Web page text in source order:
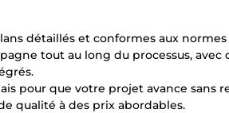
détaillés et conformes aux
tout au long du processus,
pour que votre projet avance sans
qualité à des prix abordables.